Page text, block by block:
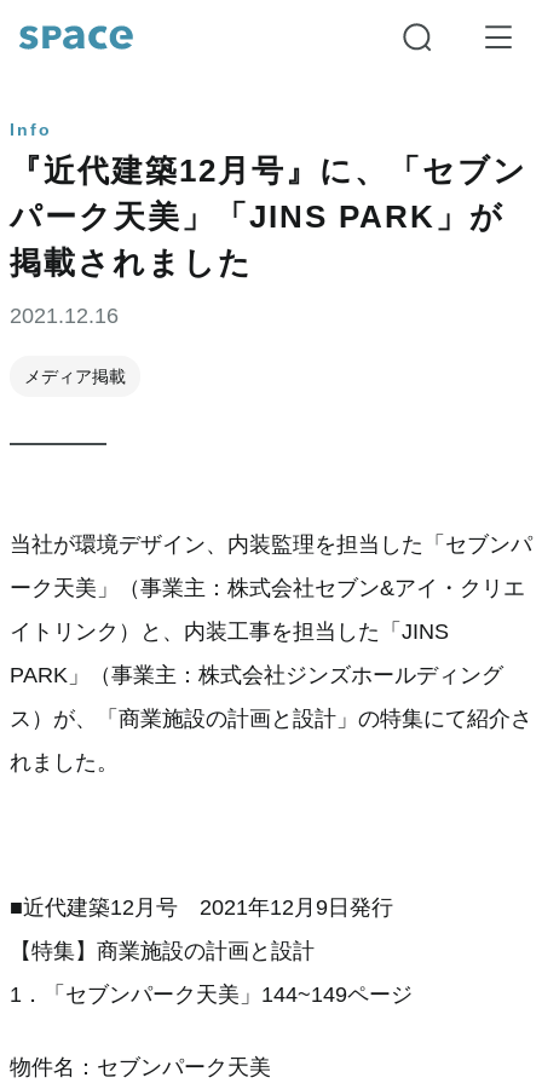
Info
『近代建築12月号』に、「セブン
パーク天美」「JINS PARK」が
掲載されました
2021.12.16
メディア掲載
当社が環境デザイン、内装監理を担当した「セブンパ
ーク天美」（事業主：株式会社セブン&アイ・クリエ
イトリンク）と、内装工事を担当した「JINS
PARK」（事業主：株式会社ジンズホールディング
ス）が、「商業施設の計画と設計」の特集にて紹介さ
れました。
■近代建築12月号 2021年12月9日発行
【特集】商業施設の計画と設計
1．「セブンパーク天美」144~149ページ
物件名：セブンパーク天美